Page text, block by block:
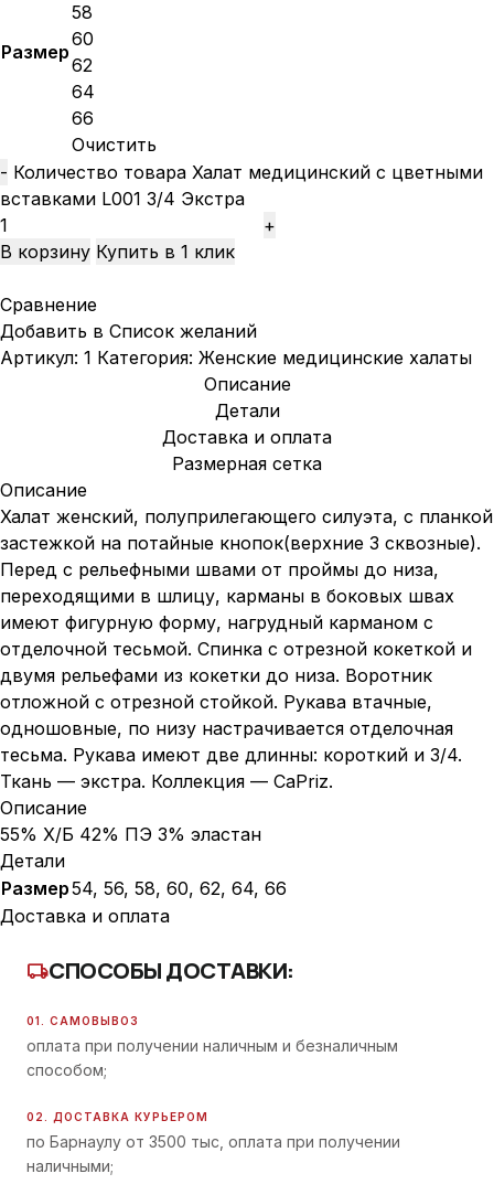
Размер
58
60
62
64
66
Очистить
Количество товара Халат медицинский с цветными
вставками L001 3/4 Экстра
В корзину Купить в 1 клик
Сравнение
Добавить в Список желаний
Артикул: 1 Категория: Женские медицинские халаты
Описание
Детали
Доставка и оплата
Размерная сетка
Описание
Халат женский, полуприлегающего силуэта, с планкой
застежкой на потайные кнопок(верхние 3 сквозные).
Перед с рельефными швами от проймы до низа,
переходящими в шлицу, карманы в боковых швах
имеют фигурную форму, нагрудный карманом с
отделочной тесьмой. Спинка с отрезной кокеткой и
двумя рельефами из кокетки до низа. Воротник
отложной с отрезной стойкой. Рукава втачные,
одношовные, по низу настрачивается отделочная
тесьма. Рукава имеют две длинны: короткий и 3/4.
Ткань — экстра. Коллекция — CaPriz.
Описание
55% Х/Б 42% ПЭ 3% эластан
Детали
Размер54, 56, 58, 60, 62, 64, 66
Доставка и оплата
local_shippingСПОСОБЫ ДОСТАВКИ:
01. САМОВЫВОЗ
оплата при получении наличным и безналичным
способом;
02. ДОСТАВКА КУРЬЕРОМ
по Барнаулу от 3500 тыс, оплата при получении
наличными;